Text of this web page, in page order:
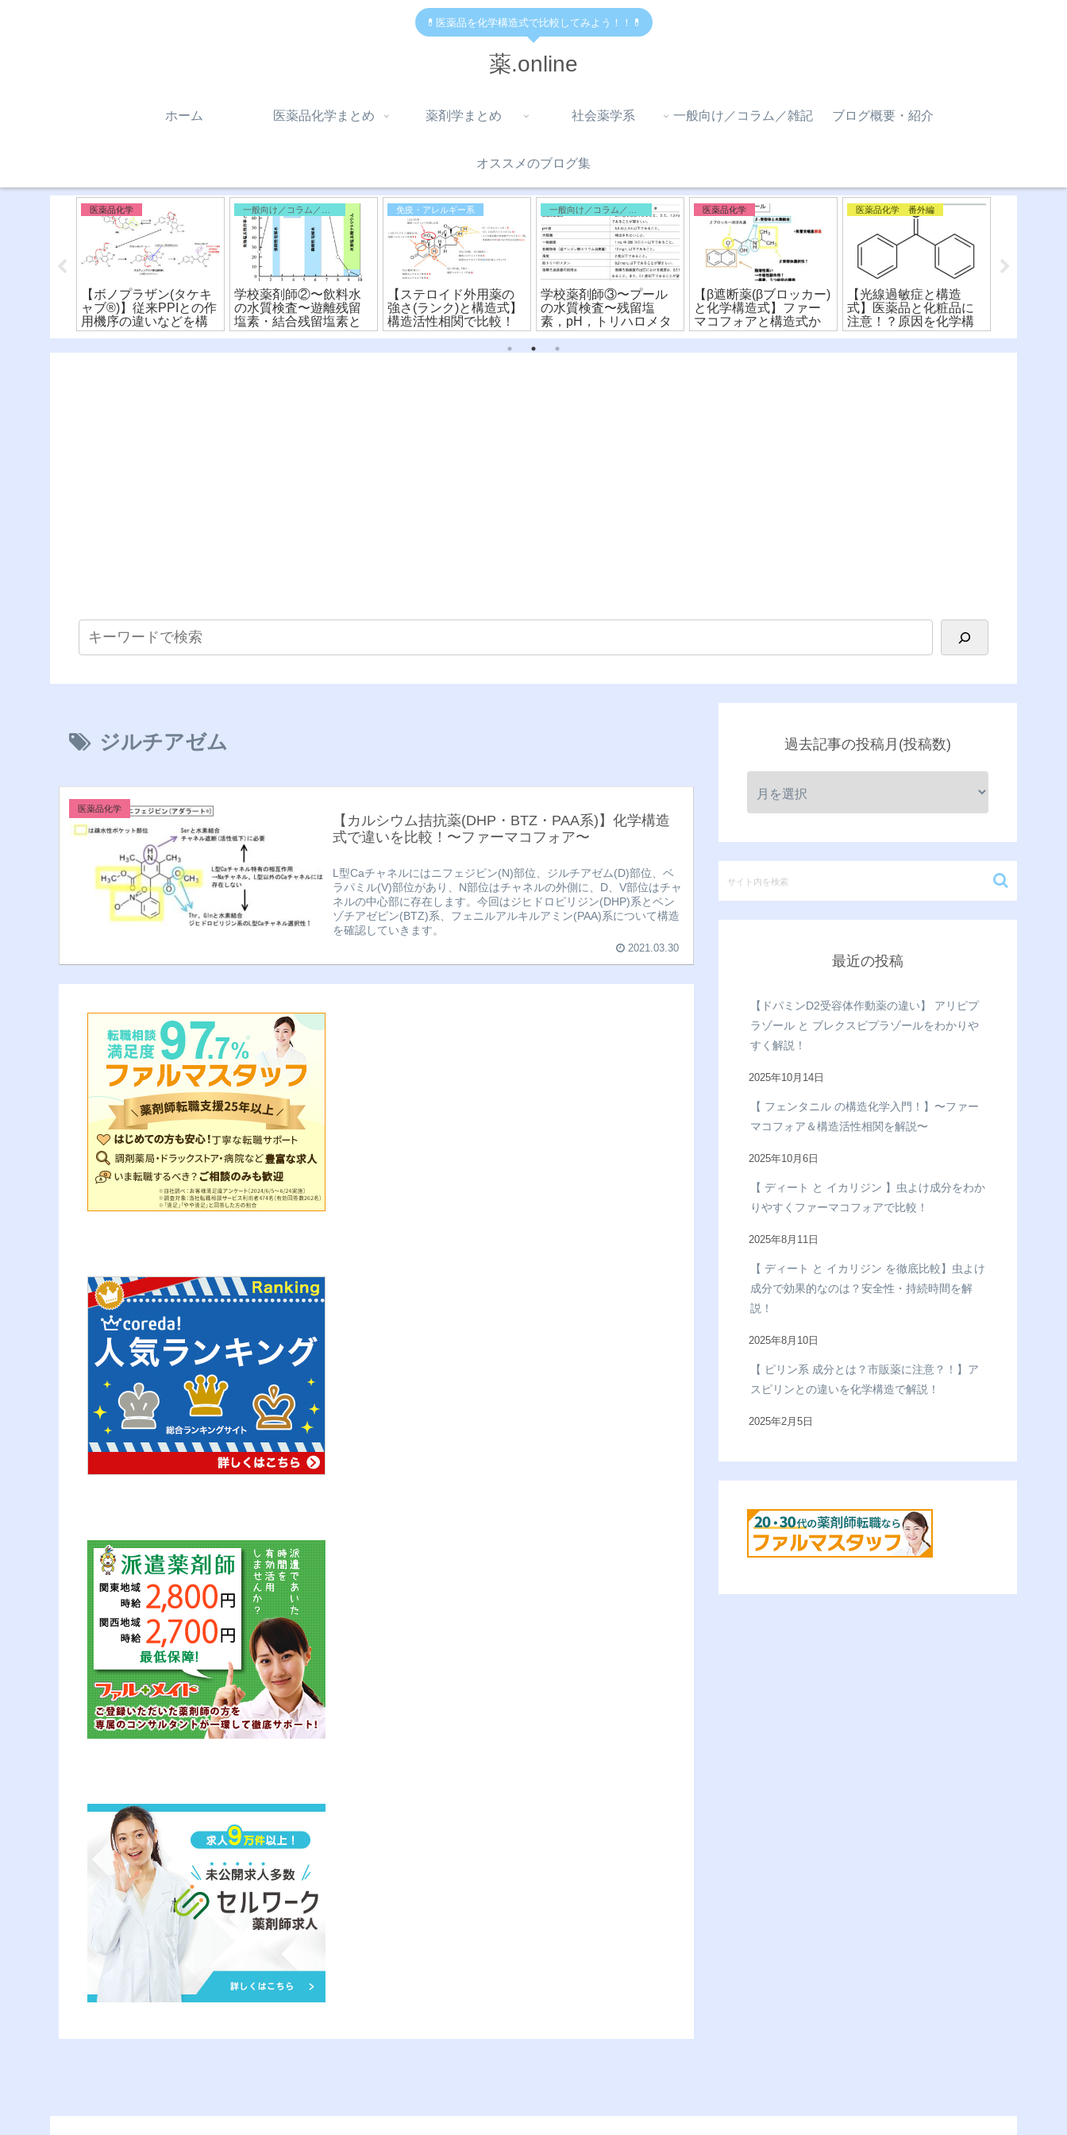
💊医薬品を化学構造式で比較してみよう！！💊
薬.online
ホーム 医薬品化学まとめ 薬剤学まとめ 社会薬学系 一般向け／コラム／雑記 ブログ概要・紹介
オススメのブログ集
医薬品化学
【ボノプラザン(タケキ
ャブ®︎)】従来PPIとの作
用機序の違いなどを構
造式から比較！
学校薬剤師②〜飲料水
の水質検査〜遊離残留
塩素・結合残留塩素と
消費量・要求量
免疫・アレルギー系
【ステロイド外用薬の
強さ(ランク)と構造式】
構造活性相関で比較！
学校薬剤師③〜プール
の水質検査〜残留塩
素，pH，トリハロメタ
ン，細菌
医薬品化学
【β遮断薬(βブロッカー)
と化学構造式】ファー
マコフォアと構造式か
ら薬剤を比較！
医薬品化学 番外編
【光線過敏症と構造
式】医薬品と化粧品に
注意！？原因を化学構
造式から解説！
ジルチアゼム
医薬品化学
【カルシウム拮抗薬(DHP・BTZ・PAA系)】化学構造
式で違いを比較！〜ファーマコフォア〜
L型Caチャネルにはニフェジピン(N)部位、ジルチアゼム(D)部位、ベ
ラパミル(V)部位があり、N部位はチャネルの外側に、D、V部位はチャ
ネルの中心部に存在します。今回はジヒドロピリジン(DHP)系とベン
ゾチアゼピン(BTZ)系、フェニルアルキルアミン(PAA)系について構造
を確認していきます。
2021.03.30
過去記事の投稿月(投稿数)
最近の投稿
【ドパミンD2受容体作動薬の違い】 アリピプ
ラゾール と ブレクスピプラゾールをわかりや
すく解説！
2025年10月14日
【 フェンタニル の構造化学入門！】〜ファー
マコフォア＆構造活性相関を解説〜
2025年10月6日
【 ディート と イカリジン 】虫よけ成分をわか
りやすくファーマコフォアで比較！
2025年8月11日
【 ディート と イカリジン を徹底比較】虫よけ
成分で効果的なのは？安全性・持続時間を解
説！
2025年8月10日
【 ピリン系 成分とは？市販薬に注意？！】ア
スピリンとの違いを化学構造で解説！
2025年2月5日